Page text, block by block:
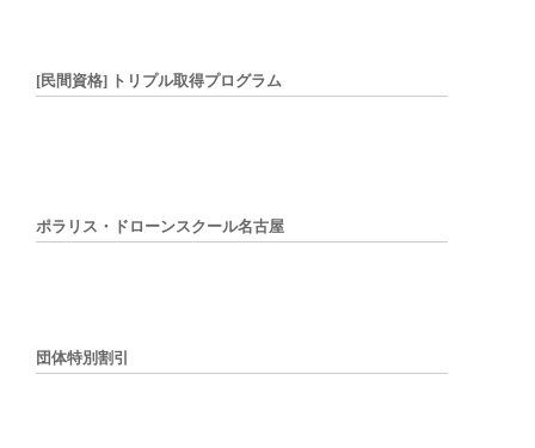
[民間資格] トリプル取得プログラム
ポラリス・ドローンスクール名古屋
団体特別割引